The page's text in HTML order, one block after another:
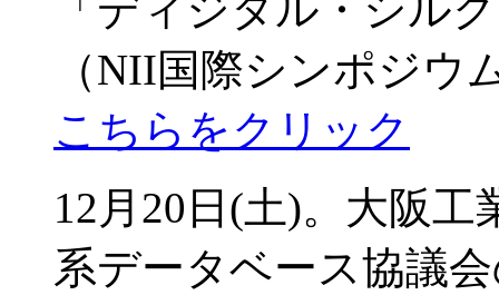
「ディジタル・シル
（NII国際シンポジウ
こちらをクリック
12月20日(土)。大阪
系データベース協議